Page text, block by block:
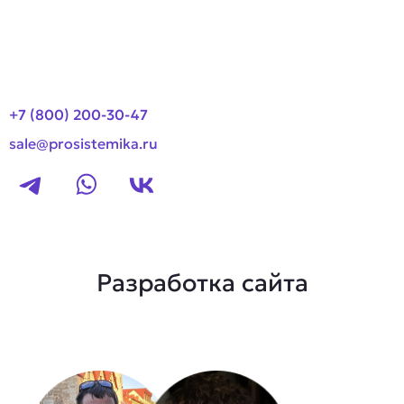
+7 (800) 200-30-47
sale@prosistemika.ru
Разработка сайта